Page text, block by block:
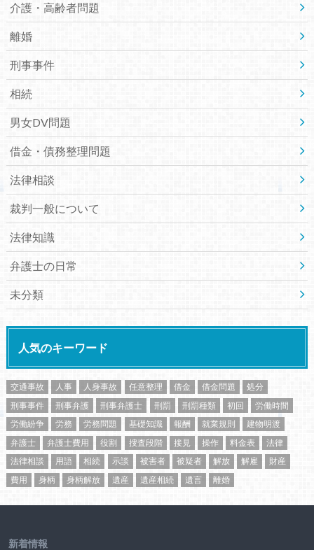
介護・高齢者問題
離婚
刑事事件
相続
男女DV問題
借金・債務整理問題
法律相談
裁判一般について
法律知識
弁護士の日常
未分類
人気のキーワード
交通事故 人事 人身事故 任意整理 借金 借金問題
処分
刑事事件
刑事弁護 刑事弁護士 刑罰 刑罰種類 初回
労働時間
労働紛争
労務 労務問題 基礎知識 報酬 就業規則
建物明渡
弁護士
弁護士費用 役割 捜査段階 接見 操作 料金表
法律
法律相談
用語 相続 示談 被害者 被疑者 解放 解雇
財産
費用
身柄 身柄解放 遺産 遺産相続 遺言 離婚
新着情報